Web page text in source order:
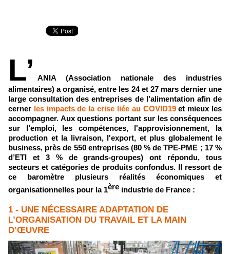
L’ ANIA (Association nationale des industries
alimentaires) a organisé, entre les 24 et 27 mars dernier une
large consultation des entreprises de l’alimentation afin de
cerner les impacts de la crise liée au COVID19et mieux les
accompagner. Aux questions portant sur les conséquences
sur l’emploi, les compétences, l'approvisionnement, la
production et la livraison, l'export, et plus globalement le
business, près de 550 entreprises (80 % de TPE-PME ; 17 %
d’ETI et 3 % de grands-groupes) ont répondu, tous
secteurs et catégories de produits confondus. Il ressort de
ce baromètre plusieurs réalités économiques et
organisationnelles pour la 1ère industrie de France :
1 - UNE NÉCESSAIRE ADAPTATION DE
L’ORGANISATION DU TRAVAIL ET LA MAIN
D’ŒUVRE